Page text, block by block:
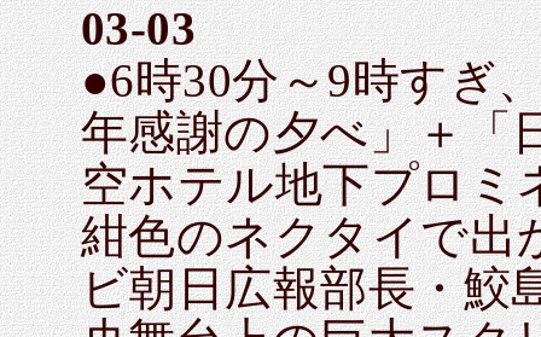
03-03
●6時30分～9時すぎ
年感謝の夕べ」＋「
空ホテル地下プロミ
紺色のネクタイで出
ビ朝日広報部長・鮫